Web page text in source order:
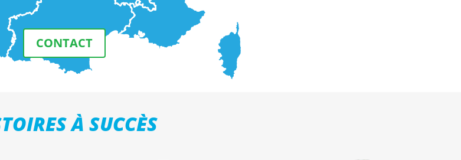
CONTACT
À SUCCÈS